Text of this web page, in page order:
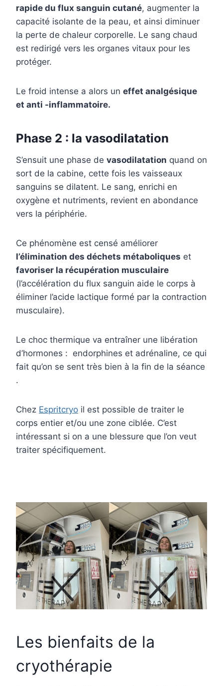
rapide du flux sanguin cutané, augmenter la
capacité isolante de la peau, et ainsi diminuer
la perte de chaleur corporelle. Le sang chaud
est redirigé vers les organes vitaux pour les
protéger.
Le froid intense a alors un effet analgésique
et anti -inflammatoire.
Phase 2 : la vasodilatation
S’ensuit une phase de vasodilatation quand on
sort de la cabine, cette fois les vaisseaux
sanguins se dilatent. Le sang, enrichi en
oxygène et nutriments, revient en abondance
vers la périphérie.
Ce phénomène est censé améliorer
l’élimination des déchets métaboliques et
favoriser la récupération musculaire
(l’accélération du flux sanguin aide le corps à
éliminer l’acide lactique formé par la contraction
musculaire).
Le choc thermique va entraîner une libération
d’hormones : endorphines et adrénaline, ce qui
fait qu’on se sent très bien à la fin de la séance
.
Chez Espritcryo il est possible de traiter le
corps entier et/ou une zone ciblée. C’est
intéressant si on a une blessure que l’on veut
traiter spécifiquement.
Les bienfaits de la
cryothérapie